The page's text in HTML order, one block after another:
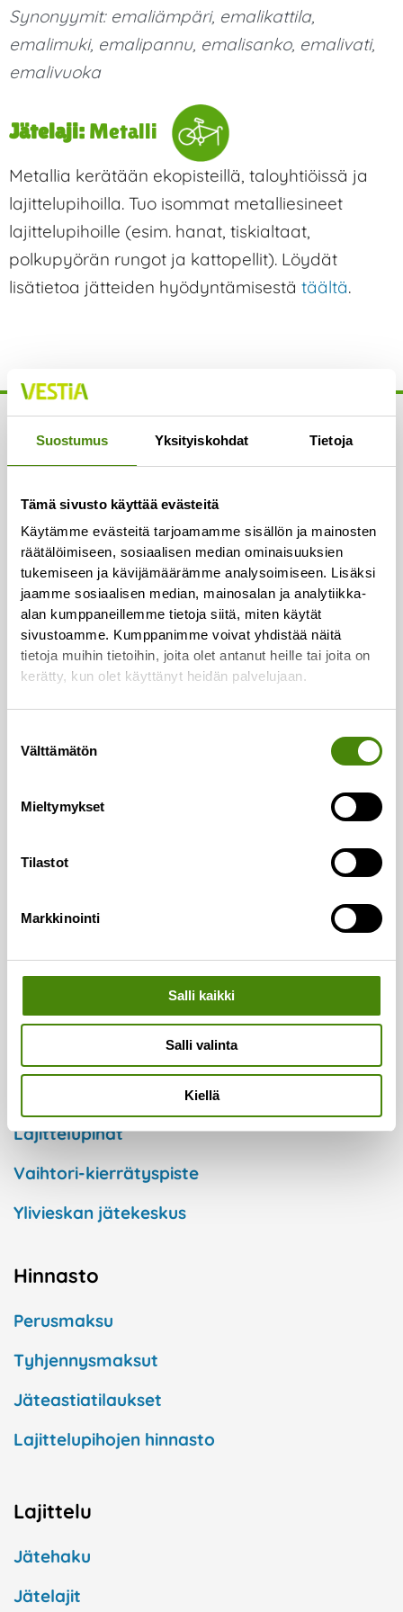
Suostumus Yksityiskohdat Tietoja
Tämä sivusto käyttää evästeitä
Käytämme evästeitä tarjoamamme sisällön ja mainosten
räätälöimiseen, sosiaalisen median ominaisuuksien
tukemiseen ja kävijämäärämme analysoimiseen. Lisäksi
jaamme sosiaalisen median, mainosalan ja analytiikka-
alan kumppaneillemme tietoja siitä, miten käytät
sivustoamme. Kumppanimme voivat yhdistää näitä
tietoja muihin tietoihin, joita olet antanut heille tai joita on
kerätty, kun olet käyttänyt heidän palvelujaan.
valinta
Välttämätön
Mieltymykset
Tilastot
Markkinointi
Salli kaikki
Salli valinta
Kiellä
Synonyymit: emaliämpäri, emalikattila,
emalimuki, emalipannu, emalisanko, emalivati,
emalivuoka
Jätelaji: Metalli
Metallia kerätään ekopisteillä, taloyhtiöissä ja
lajittelupihoilla. Tuo isommat metalliesineet
lajittelupihoille (esim. hanat, tiskialtaat,
polkupyörän rungot ja kattopellit). Löydät
lisätietoa jätteiden hyödyntämisestä täältä.
Yhteystiedot
Asiakaspalvelu:
Laskutus:
Puh.(08) 410 8750
Lajittelupihojen valvomo:
Puh. 050 329 9617
Vaakapalvelut:
Puh.044 726 2993
Asiointi ja palvelut
Henkilöasiakkaat
Yritykset
Lajittelupihat
Vaihtori-kierrätyspiste
Ylivieskan jätekeskus
Hinnasto
Perusmaksu
Tyhjennysmaksut
Jäteastiatilaukset
Lajittelupihojen hinnasto
Lajittelu
Jätehaku
Jätelajit